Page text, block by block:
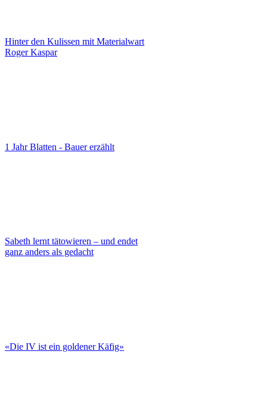
Hinter den Kulissen mit Materialwart
Roger Kaspar
1 Jahr Blatten - Bauer erzählt
Sabeth lernt tätowieren – und endet
ganz anders als gedacht
«Die IV ist ein goldener Käfig»